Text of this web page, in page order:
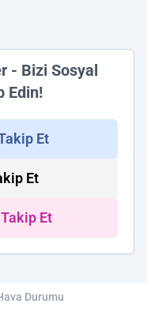
- Bizi Sosyal
Edin!
Et
Et
Et
Durumu